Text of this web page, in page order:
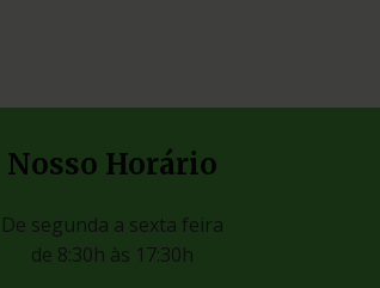
Nosso Horário
De segunda a sexta feira
de 8:30h às 17:30h